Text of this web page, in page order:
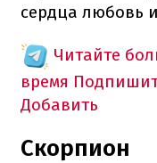
сердца любовь
Читайте
время
Добавить
Скорпион